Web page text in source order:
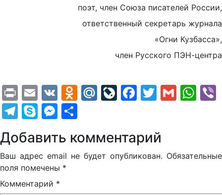
поэт, член Союза писателей России,
ответственный секретарь журнала
«Огни Кузбасса»,
член Русского ПЭН-центра
PrintEmail
VK Odnoklassniki
Mail.Ru
LiveJournal
Facebook
Twitter
Gmail
Telegram
SkypeMessenger
Добавить комментарий
Ваш адрес email не будет опубликован. Обязательные
поля помечены *
Комментарий *